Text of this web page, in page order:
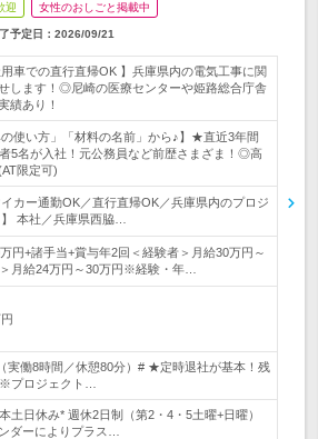
迎 女性のおしごと掲載中
予定日： 2026/09/21
用車での直行直帰OK 】兵庫県内の電気工事に関
します！◎尼崎の医療センターや姫路総合庁舎
績あり！
の使い方」「材料の名前」から♪】★直近3年間
5名が入社！元公務員など前歴さまざま！◎高
限定可)
イカー通勤OK／直行直帰OK／兵庫県内のプロジ
本社／兵庫県西脇…
円+諸手当+賞与年2回＜経験者＞月給30万円～
月給24万円～30万円※経験・年…
実働8時間／休憩80分）# ★定時退社が基本！残
プロジェクト…
土日休み* 週休2日制（第2・4・5土曜+日曜）
ダーによりプラス…